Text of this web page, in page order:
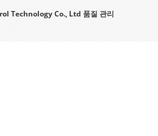
Technology Co., Ltd 품질 관리